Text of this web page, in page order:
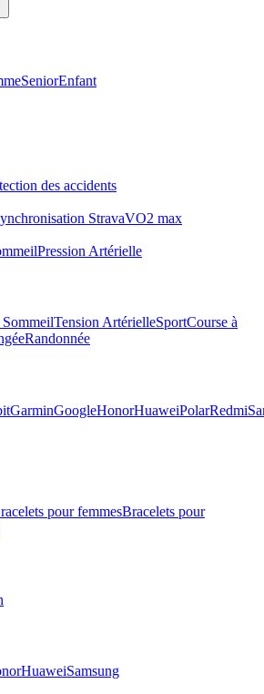
SeniorEnfant
des accidents
StravaVO2 max
Pression Artérielle
Tension ArtérielleSportCourse à
Randonnée
GarminGoogleHonorHuaweiPolarRedmi
pour femmesBracelets pour
HuaweiSamsung